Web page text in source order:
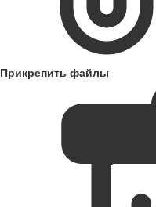
Прикрепить файлы